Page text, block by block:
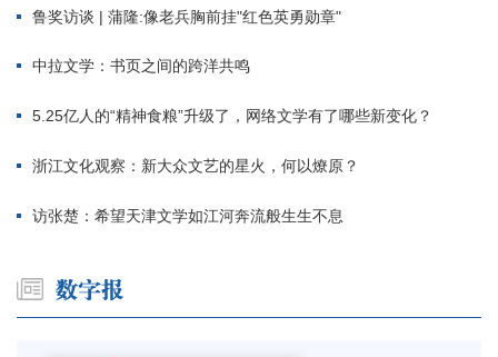
鲁奖访谈 | 蒲隆:像老兵胸前挂"红色英勇勋章"
中拉文学：书页之间的跨洋共鸣
5.25亿人的“精神食粮”升级了，网络文学有了哪些新变化？
浙江文化观察：新大众文艺的星火，何以燎原？
访张楚：希望天津文学如江河奔流般生生不息